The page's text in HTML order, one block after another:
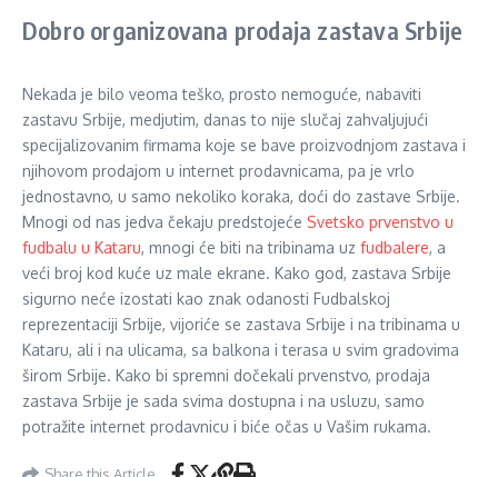
Dobro organizovana prodaja zastava Srbije
Nekada je bilo veoma teško, prosto nemoguće, nabaviti
zastavu Srbije, medjutim, danas to nije slučaj zahvaljujući
specijalizovanim firmama koje se bave proizvodnjom zastava i
njihovom prodajom u internet prodavnicama, pa je vrlo
jednostavno, u samo nekoliko koraka, doći do zastave Srbije.
Mnogi od nas jedva čekaju predstojeće Svetsko prvenstvo u
fudbalu u Kataru, mnogi će biti na tribinama uz fudbalere, a
veći broj kod kuće uz male ekrane. Kako god, zastava Srbije
sigurno neće izostati kao znak odanosti Fudbalskoj
reprezentaciji Srbije, vijoriće se zastava Srbije i na tribinama u
Kataru, ali i na ulicama, sa balkona i terasa u svim gradovima
širom Srbije. Kako bi spremni dočekali prvenstvo, prodaja
zastava Srbije je sada svima dostupna i na usluzu, samo
potražite internet prodavnicu i biće očas u Vašim rukama.